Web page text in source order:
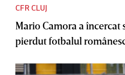
CFR CLUJ
Mario Camora a încercat
pierdut fotbalul